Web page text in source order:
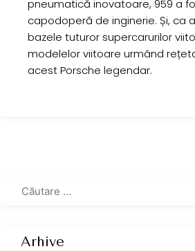
pneumatică inovatoare, 959 a
capodoperă de inginerie. Și, ca
bazele tuturor supercarurilor
modelelor viitoare urmând
acest Porsche legendar.
Arhive